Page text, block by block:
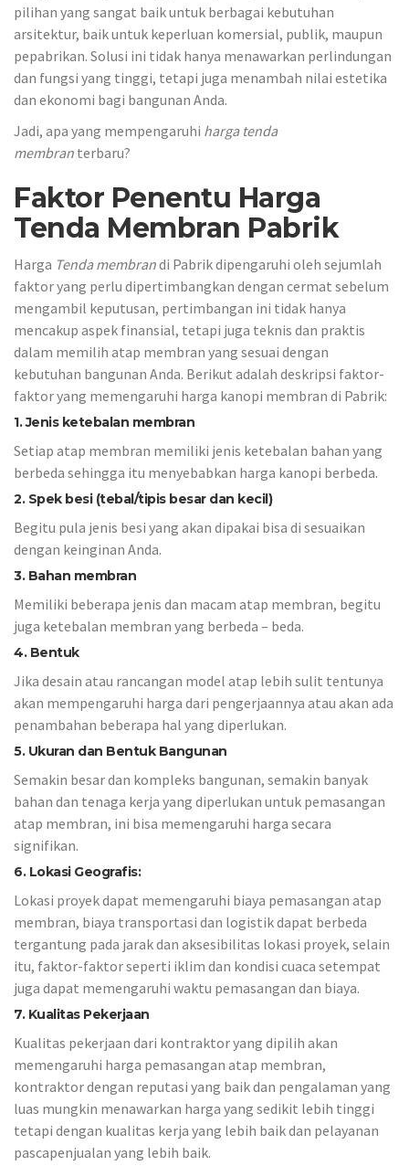
pilihan yang sangat baik untuk berbagai kebutuhan
arsitektur, baik untuk keperluan komersial, publik, maupun
pepabrikan. Solusi ini tidak hanya menawarkan perlindungan
dan fungsi yang tinggi, tetapi juga menambah nilai estetika
dan ekonomi bagi bangunan Anda.
Jadi, apa yang mempengaruhi harga tenda
membran terbaru?
Faktor Penentu Harga
Tenda Membran Pabrik
Harga Tenda membrandi Pabrik dipengaruhi oleh sejumlah
faktor yang perlu dipertimbangkan dengan cermat sebelum
mengambil keputusan, pertimbangan ini tidak hanya
mencakup aspek finansial, tetapi juga teknis dan praktis
dalam memilih atap membran yang sesuai dengan
kebutuhan bangunan Anda. Berikut adalah deskripsi faktor-
faktor yang memengaruhi harga kanopi membran di Pabrik:
1. Jenis ketebalan membran
Setiap atap membran memiliki jenis ketebalan bahan yang
berbeda sehingga itu menyebabkan harga kanopi berbeda.
2. Spek besi (tebal/tipis besar dan kecil)
Begitu pula jenis besi yang akan dipakai bisa di sesuaikan
dengan keinginan Anda.
3. Bahan membran
Memiliki beberapa jenis dan macam atap membran, begitu
juga ketebalan membran yang berbeda – beda.
4. Bentuk
Jika desain atau rancangan model atap lebih sulit tentunya
akan mempengaruhi harga dari pengerjaannya atau akan ada
penambahan beberapa hal yang diperlukan.
5. Ukuran dan Bentuk Bangunan
Semakin besar dan kompleks bangunan, semakin banyak
bahan dan tenaga kerja yang diperlukan untuk pemasangan
atap membran, ini bisa memengaruhi harga secara
signifikan.
6. Lokasi Geografis:
Lokasi proyek dapat memengaruhi biaya pemasangan atap
membran, biaya transportasi dan logistik dapat berbeda
tergantung pada jarak dan aksesibilitas lokasi proyek, selain
itu, faktor-faktor seperti iklim dan kondisi cuaca setempat
juga dapat memengaruhi waktu pemasangan dan biaya.
7. Kualitas Pekerjaan
Kualitas pekerjaan dari kontraktor yang dipilih akan
memengaruhi harga pemasangan atap membran,
kontraktor dengan reputasi yang baik dan pengalaman yang
luas mungkin menawarkan harga yang sedikit lebih tinggi
tetapi dengan kualitas kerja yang lebih baik dan pelayanan
pascapenjualan yang lebih baik.